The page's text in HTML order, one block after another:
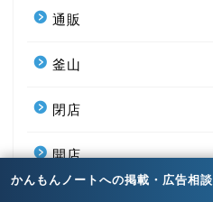
通販
釜山
閉店
開店
かんもんノートへの掲載・広告相談